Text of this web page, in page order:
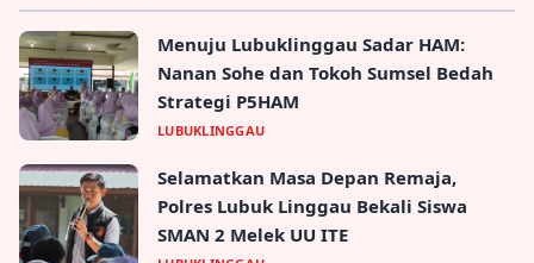
Menuju Lubuklinggau Sadar HAM:
Nanan Sohe dan Tokoh Sumsel Bedah
Strategi P5HAM
LUBUKLINGGAU
Selamatkan Masa Depan Remaja,
Polres Lubuk Linggau Bekali Siswa
SMAN 2 Melek UU ITE